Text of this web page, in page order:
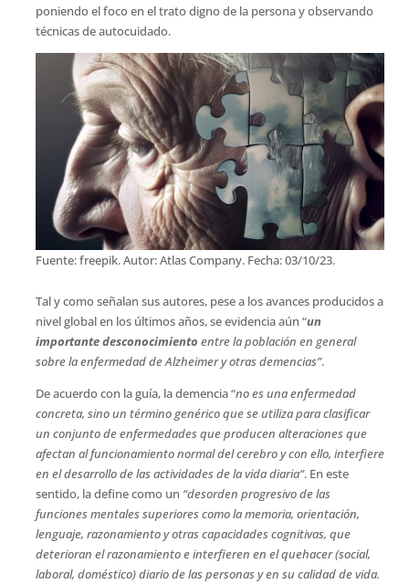
poniendo el foco en el trato digno de la persona y observando
técnicas de autocuidado.
Fuente: freepik. Autor: Atlas Company. Fecha: 03/10/23.
Tal y como señalan sus autores, pese a los avances producidos a
nivel global en los últimos años, se evidencia aún “un
importante desconocimiento entre la población en general
sobre la enfermedad de Alzheimer y otras demencias”.
De acuerdo con la guía, la demencia “no es una enfermedad
concreta, sino un término genérico que se utiliza para clasificar
un conjunto de enfermedades que producen alteraciones que
afectan al funcionamiento normal del cerebro y con ello, interfiere
en el desarrollo de las actividades de la vida diaria”. En este
sentido, la define como un “desorden progresivo de las
funciones mentales superiores como la memoria, orientación,
lenguaje, razonamiento y otras capacidades cognitivas, que
deterioran el razonamiento e interfieren en el quehacer (social,
laboral, doméstico) diario de las personas y en su calidad de vida.